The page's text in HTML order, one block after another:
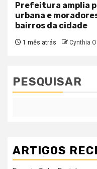
Prefeitura amplia
urbana e
bairros da cidade
1 mês atrás Cynthia
PESQUISAR
ARTIGOS